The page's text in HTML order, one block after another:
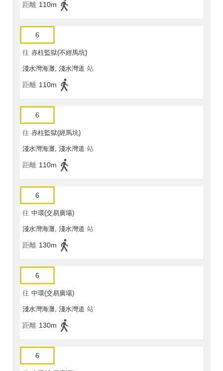
距離 110m
6
往 赤柱監獄(不經馬坑)
淺水灣海灘, 淺水灣道 站
距離 110m
6
往 赤柱監獄(經馬坑)
淺水灣海灘, 淺水灣道 站
距離 110m
6
往 中環(交易廣場)
淺水灣海灘, 淺水灣道 站
距離 130m
6
往 中環(交易廣場)
淺水灣海灘, 淺水灣道 站
距離 130m
6